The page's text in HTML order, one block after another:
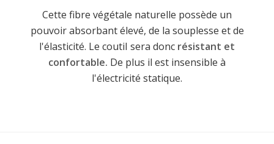
Cette fibre végétale naturelle possède un
pouvoir absorbant élevé, de la souplesse et de
l'élasticité. Le coutiI sera donc résistant et
confortable. De plus il est insensible à
l'électricité statique.